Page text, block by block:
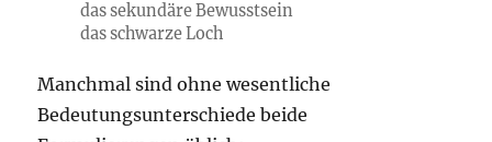
das sekundäre Bewusstsein
das schwarze Loch
Manchmal sind ohne wesentliche
Bedeutungsunterschiede beide